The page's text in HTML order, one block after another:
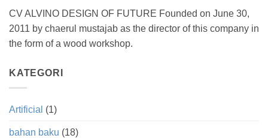
CV ALVINO DESIGN OF FUTURE Founded on June 30,
2011 by chaerul mustajab as the director of this company in
the form of a wood workshop.
KATEGORI
Artificial (1)
bahan baku (18)